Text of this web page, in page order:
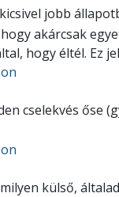
jobb
akárcsak
hogy éltél. Ez
cselekvés őse
külső,